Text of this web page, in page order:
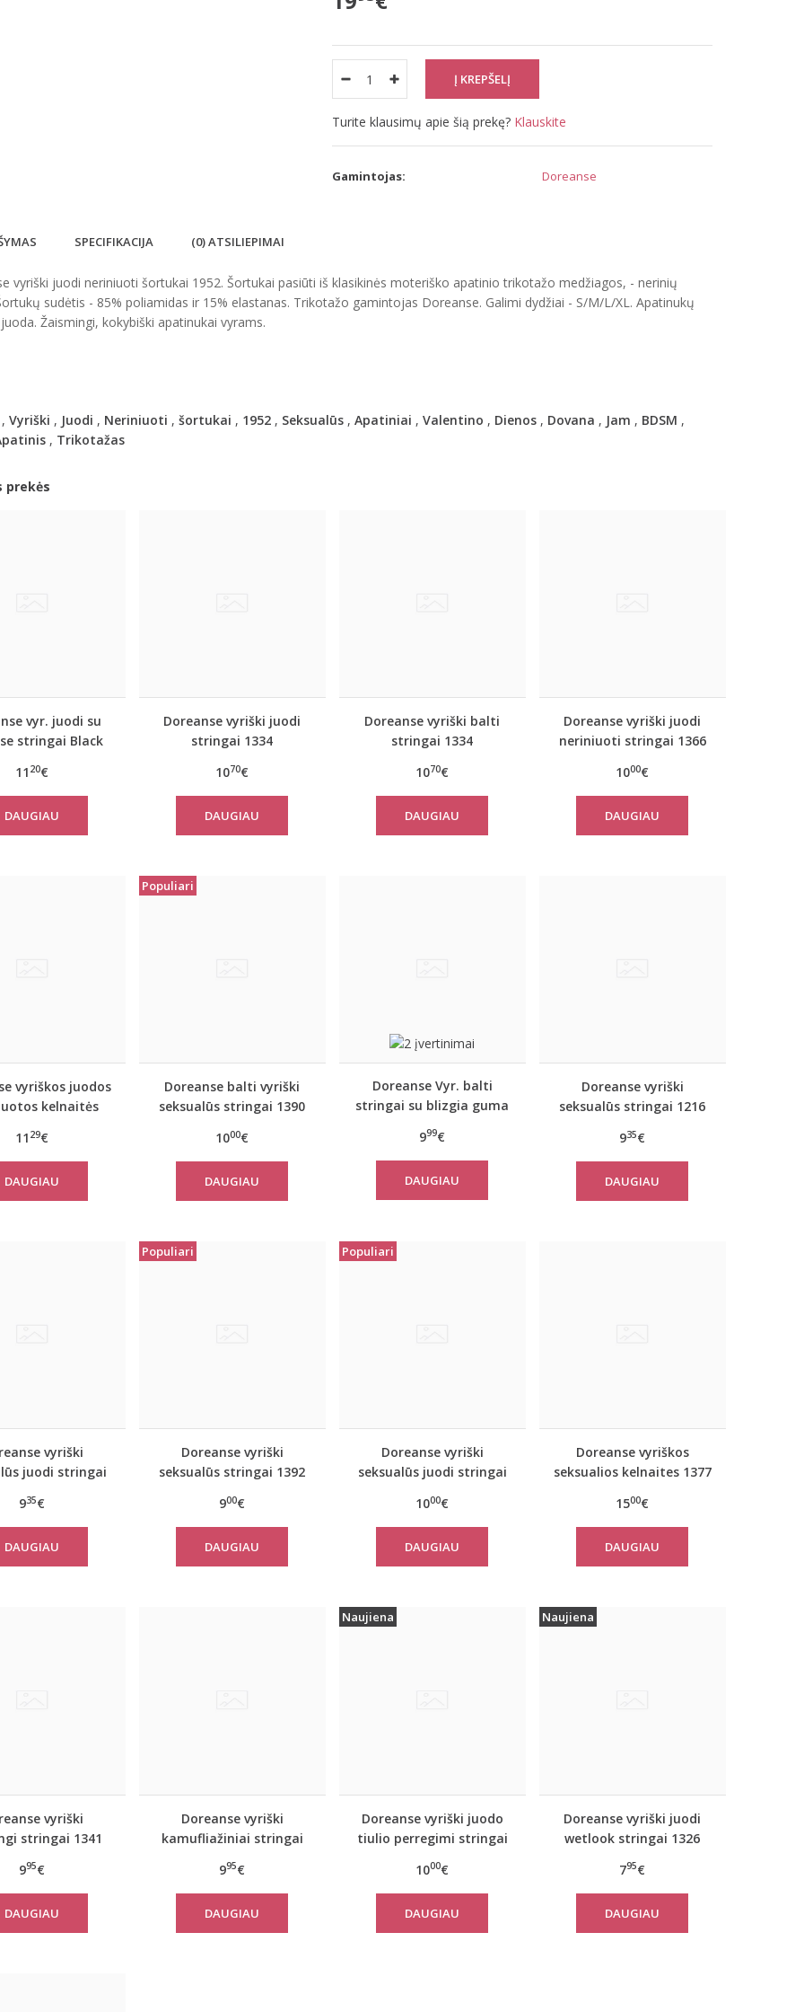
Turite klausimų apie šią prekę? Klauskite
Gamintojas: Doreanse
SPECIFIKACIJA (0) ATSILIEPIMAI
vyriški juodi neriniuoti šortukai 1952. Šortukai pasiūti iš klasikinės moteriško apatinio trikotažo medžiagos, - nerinių
sudėtis - 85% poliamidas ir 15% elastanas. Trikotažo gamintojas Doreanse. Galimi dydžiai - S/M/L/XL. Apatinukų
Žaismingi, kokybiški apatinukai vyrams.
Vyriški , Juodi , Neriniuoti , šortukai , 1952, Seksualūs, Apatiniai , Valentino , Dienos, Dovana , Jam , BDSM ,
, Trikotažas
prekės
vyr. juodi su
stringai Black
11 20€
DAUGIAU
Doreanse vyriški juodi
stringai 1334
1070€
DAUGIAU
Doreanse vyriški balti
stringai 1334
1070€
DAUGIAU
Doreanse vyriški juodi
neriniuoti stringai 1366
1000€
DAUGIAU
vyriškos juodos
kelnaitės
11 29€
DAUGIAU
Populiari
Doreanse balti vyriški
seksualūs stringai 1390
1000€
DAUGIAU
Doreanse Vyr. balti
stringai su blizgia guma
999€
DAUGIAU
Doreanse vyriški
seksualūs stringai 1216
935€
DAUGIAU
vyriški
juodi stringai
935€
DAUGIAU
Populiari
Doreanse vyriški
seksualūs stringai 1392
900€
DAUGIAU
Populiari
Doreanse vyriški
seksualūs juodi stringai
1000€
DAUGIAU
Doreanse vyriškos
seksualios kelnaites 1377
1500€
DAUGIAU
vyriški
stringai 1341
995€
DAUGIAU
Doreanse vyriški
kamufliažiniai stringai
995€
DAUGIAU
Naujiena
Doreanse vyriški juodo
tiulio perregimi stringai
1000€
DAUGIAU
Naujiena
Doreanse vyriški juodi
wetlook stringai 1326
795€
DAUGIAU